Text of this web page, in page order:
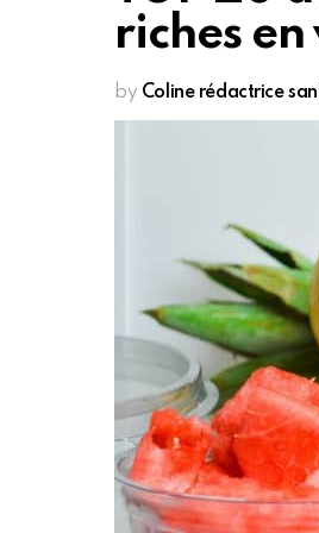
riches
by Coline rédactrice